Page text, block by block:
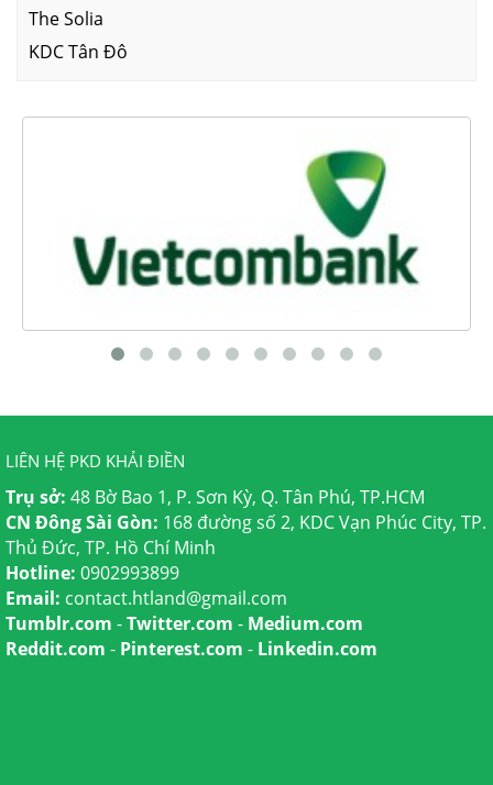
The Solia
KDC Tân Đô
LIÊN HỆ PKD KHẢI ĐIỀN
Trụ sở: 48 Bờ Bao 1, P. Sơn Kỳ, Q. Tân Phú, TP.HCM
CN Đông Sài Gòn: 168 đường số 2, KDC Vạn Phúc City, TP.
Thủ Đức, TP. Hồ Chí Minh
Hotline: 0902993899
Email: contact.htland@gmail.com
Tumblr.com -Twitter.com - Medium.com
Reddit.com - Pinterest.com - Linkedin.com